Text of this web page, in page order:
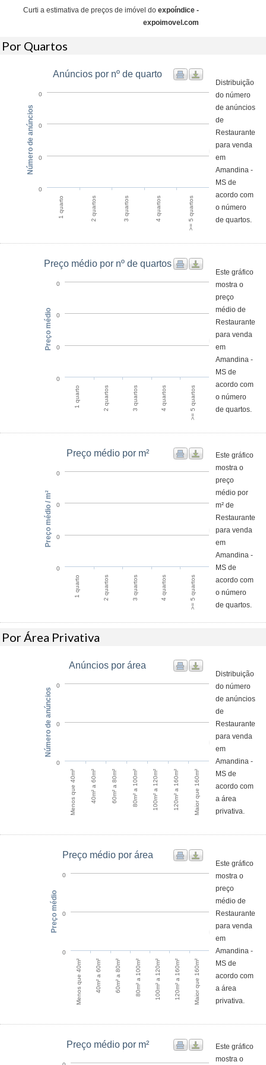
Curti a estimativa de preços de imóvel do expoíndice -
expoimovel.com
Por Quartos
Anúncios por nº de quarto
1 quarto 2 quartos 3 quartos 4 quartos >= 5 quartos
0
0
0
0
Número de anúncios
Distribuição
do número
de anúncios
de
Restaurante
para venda
em
Amandina -
MS de
acordo com
o número
de quartos.
Preço médio por nº de quartos
1 quarto 2 quartos 3 quartos 4 quartos >= 5 quartos
0
0
0
0
Preço médio
Este gráfico
mostra o
preço
médio de
Restaurante
para venda
em
Amandina -
MS de
acordo com
o número
de quartos.
Preço médio por m²
1 quarto 2 quartos 3 quartos 4 quartos >= 5 quartos
0
0
0
0
Preço médio / m²
Este gráfico
mostra o
preço
médio por
m² de
Restaurante
para venda
em
Amandina -
MS de
acordo com
o número
de quartos.
Por Área Privativa
Anúncios por área
Menos que 40m² 40m² a 60m² 60m² a 80m² 80m² a 100m² 100m² a 120m² 120m² a 160m² Maior que 160m²
0
0
0
Número de anúncios
Distribuição
do número
de anúncios
de
Restaurante
para venda
em
Amandina -
MS de
acordo com
a área
privativa.
Preço médio por área
Menos que 40m² 40m² a 60m² 60m² a 80m² 80m² a 100m² 100m² a 120m² 120m² a 160m² Maior que 160m²
0
0
0
Preço médio
Este gráfico
mostra o
preço
médio de
Restaurante
para venda
em
Amandina -
MS de
acordo com
a área
privativa.
Preço médio por m²
Este gráfico
mostra o